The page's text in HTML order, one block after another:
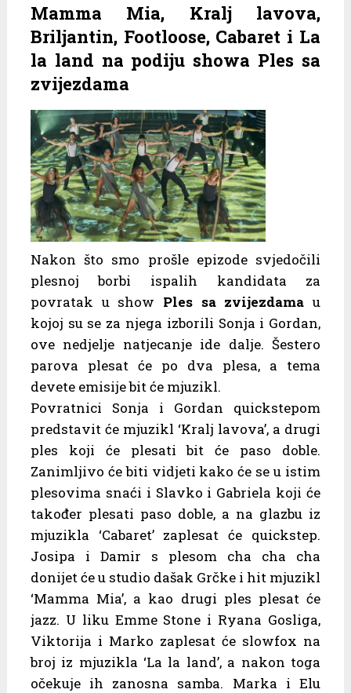
Mamma Mia, Kralj lavova,
Briljantin, Footloose, Cabaret i La
la land na podiju showa Ples sa
zvijezdama
Nakon što smo prošle epizode svjedočili
plesnoj borbi ispalih kandidata za
povratak u show Ples sa zvijezdama u
kojoj su se za njega izborili Sonja i Gordan,
ove nedjelje natjecanje ide dalje. Šestero
parova plesat će po dva plesa, a tema
devete emisije bit će mjuzikl.
Povratnici Sonja i Gordan quickstepom
predstavit će mjuzikl ‘Kralj lavova’, a drugi
ples koji će plesati bit će paso doble.
Zanimljivo će biti vidjeti kako će se u istim
plesovima snaći i Slavko i Gabriela koji će
također plesati paso doble, a na glazbu iz
mjuzikla ‘Cabaret’ zaplesat će quickstep.
Josipa i Damir s plesom cha cha cha
donijet će u studio dašak Grčke i hit mjuzikl
‘Mamma Mia’, a kao drugi ples plesat će
jazz. U liku Emme Stone i Ryana Gosliga,
Viktorija i Marko zaplesat će slowfox na
broj iz mjuzikla ‘La la land’, a nakon toga
očekuje ih zanosna samba. Marka i Elu